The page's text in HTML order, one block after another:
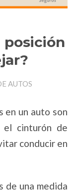
posición
AUTOS
en un auto son
el cinturón de
conducir en
de una medida